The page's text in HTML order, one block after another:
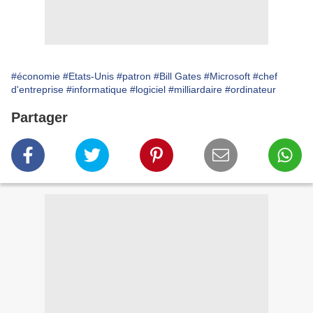
#économie #Etats-Unis #patron #Bill Gates #Microsoft #chef
d'entreprise #informatique #logiciel #milliardaire #ordinateur
Partager